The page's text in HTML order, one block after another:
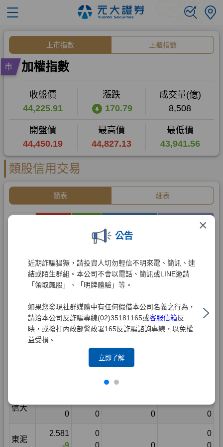
×
公告
近期詐騙猖獗，請投資人切勿輕信不明來電、簡訊、連
結或陌生群組。本公司不會以電話、簡訊或LINE邀請
「領取飆股」、「明牌體驗」等。
如果您發現社群媒體中有任何假借本公司名義之行為，
請洽本公司反詐騙專線(02)35181165或客服信箱反
映，或撥打內政部警政署165反詐騙諮詢專線，以免權
益受損。
立即了解